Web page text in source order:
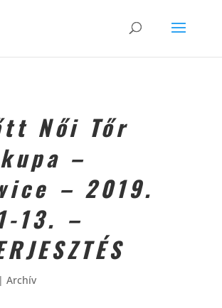
Női Tőr
–
– 2019.
13. –
Archív